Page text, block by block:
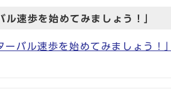
速歩を始めてみましょう！」
バル速歩を始めてみましょう！」